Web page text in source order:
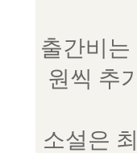
출간비는
원씩 추
소설은